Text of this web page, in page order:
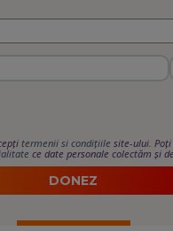
termenii si condițiile site-ului. Poți
ce date personale colectăm și
DONEZ